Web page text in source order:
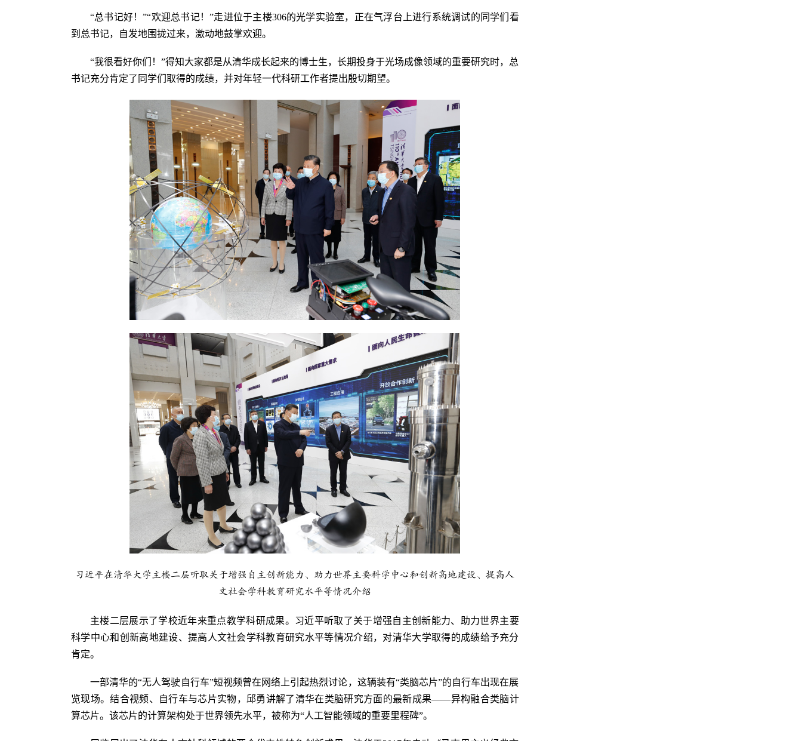
“总书记好！”“欢迎总书记！”走进位于主楼306的光学实验室，正在气浮台上进行系统调试的同学们看
到总书记，自发地围拢过来，激动地鼓掌欢迎。
“我很看好你们！”得知大家都是从清华成长起来的博士生，长期投身于光场成像领域的重要研究时，总
书记充分肯定了同学们取得的成绩，并对年轻一代科研工作者提出殷切期望。
习近平在清华大学主楼二层听取关于增强自主创新能力、助力世界主要科学中心和创新高地建设、提高人
文社会学科教育研究水平等情况介绍
主楼二层展示了学校近年来重点教学科研成果。习近平听取了关于增强自主创新能力、助力世界主要
科学中心和创新高地建设、提高人文社会学科教育研究水平等情况介绍，对清华大学取得的成绩给予充分
肯定。
一部清华的“无人驾驶自行车”短视频曾在网络上引起热烈讨论，这辆装有“类脑芯片”的自行车出现在展
览现场。结合视频、自行车与芯片实物，邱勇讲解了清华在类脑研究方面的最新成果——异构融合类脑计
算芯片。该芯片的计算架构处于世界领先水平，被称为“人工智能领域的重要里程碑”。